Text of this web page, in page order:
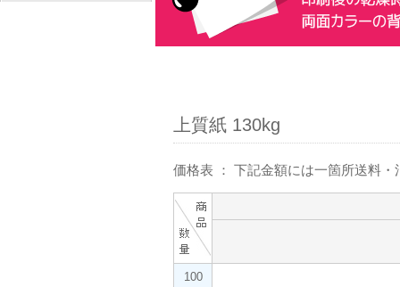
上質紙 130kg
価格表 ： 下記金額には一箇所送料
100